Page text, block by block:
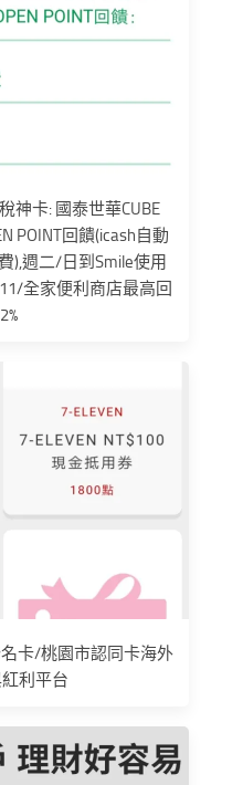
神卡: 國泰世華CUBE
POINT回饋(icash自動
),週二/日到Smile使用
全家便利商店最高回
卡/桃園市認同卡海外
紅利平台